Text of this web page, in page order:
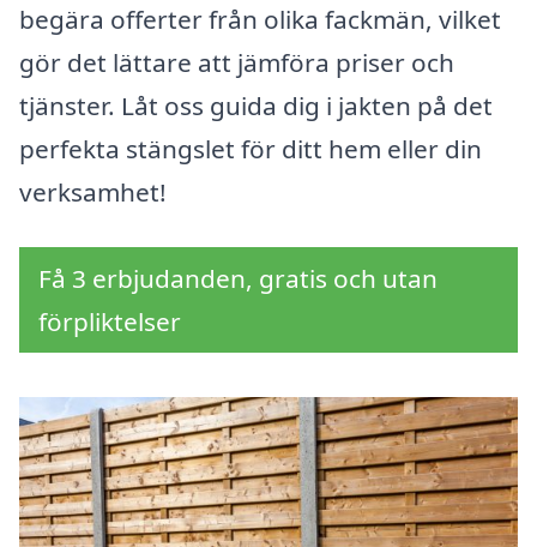
begära offerter från olika fackmän, vilket
gör det lättare att jämföra priser och
tjänster. Låt oss guida dig i jakten på det
perfekta stängslet för ditt hem eller din
verksamhet!
Få 3 erbjudanden, gratis och utan
förpliktelser